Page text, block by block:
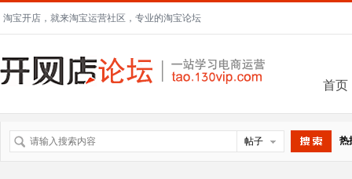
淘宝开店，就来淘宝运营社区，专业的淘宝论坛
首页
帖子 热